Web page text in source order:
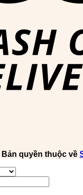
Bản quyền thuộc về